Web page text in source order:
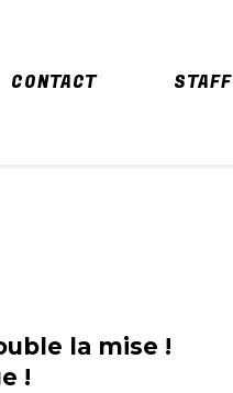
CONTACT STAFF
la mise !
!